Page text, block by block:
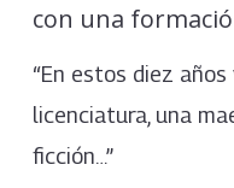
con una
“En estos diez
licenciatura, una
ficción…”